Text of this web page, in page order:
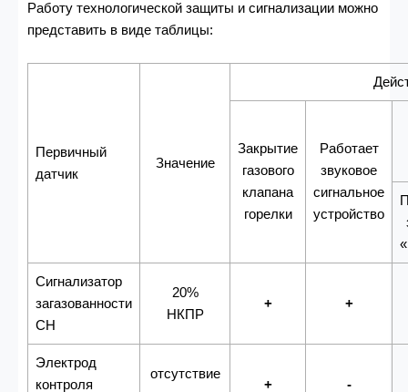
Работу технологической защиты и сигнализации можно
представить в виде таблицы:
Первичный
датчик
Значение
Закрытие
газового
клапана
горелки
Работает
звуковое
сигнальное
устройство
Сигнализатор
загазованности
СН
20%
НКПР
+ +
Электрод
контроля
отсутствие
+ -